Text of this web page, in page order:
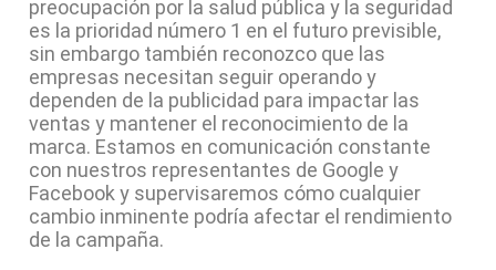
preocupación por la salud pública y la seguridad
es la prioridad número 1 en el futuro previsible,
sin embargo también reconozco que las
empresas necesitan seguir operando y
dependen de la publicidad para impactar las
ventas y mantener el reconocimiento de la
marca. Estamos en comunicación constante
con nuestros representantes de Google y
Facebook y supervisaremos cómo cualquier
cambio inminente podría afectar el rendimiento
de la campaña.